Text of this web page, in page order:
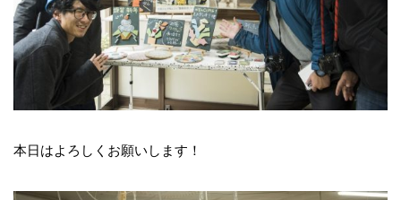
本日はよろしくお願いします！